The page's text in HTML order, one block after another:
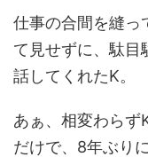
仕事の合間を縫っ
て見せずに、駄目
話してくれたK。
あぁ、相変わらず
だけで、8年ぶり